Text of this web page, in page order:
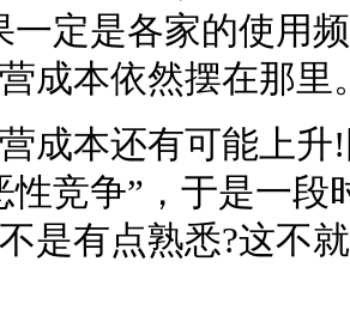
一定是各家的使用
成本依然摆在那里
本还有可能上升!
性竞争”，于是一
有点熟悉?这不